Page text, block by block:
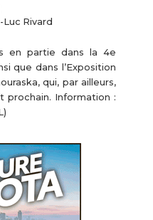
Rivard
en partie dans la 4e
que dans l’Exposition
qui, par ailleurs,
prochain. Information :